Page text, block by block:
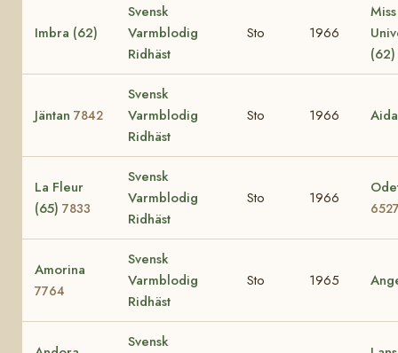
Imbra (62)
Svensk
Varmblodig
Ridhäst
Sto 1966
Miss
(62)
Jäntan 7842
Svensk
Varmblodig
Ridhäst
Sto 1966
La Fleur
(65) 7833
Svensk
Varmblodig
Ridhäst
Sto 1966
Amorina
7764
Svensk
Varmblodig
Ridhäst
Sto 1965
Svensk